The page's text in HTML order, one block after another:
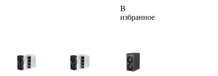
В
избранное